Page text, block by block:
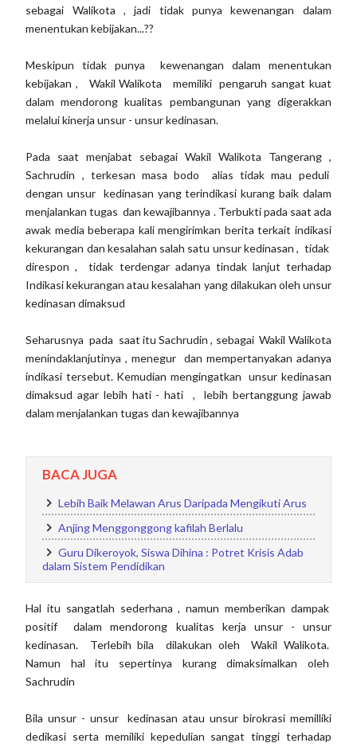
sebagai Walikota , jadi tidak punya kewenangan dalam
menentukan kebijakan...??
Meskipun tidak punya kewenangan dalam menentukan
kebijakan , Wakil Walikota memiliki pengaruh sangat kuat
dalam mendorong kualitas pembangunan yang digerakkan
melalui kinerja unsur - unsur kedinasan.
Pada saat menjabat sebagai Wakil Walikota Tangerang ,
Sachrudin , terkesan masa bodo alias tidak mau peduli
dengan unsur kedinasan yang terindikasi kurang baik dalam
menjalankan tugas dan kewajibannya . Terbukti pada saat ada
awak media beberapa kali mengirimkan berita terkait indikasi
kekurangan dan kesalahan salah satu unsur kedinasan , tidak
direspon , tidak terdengar adanya tindak lanjut terhadap
Indikasi kekurangan atau kesalahan yang dilakukan oleh unsur
kedinasan dimaksud
Seharusnya pada saat itu Sachrudin , sebagai Wakil Walikota
menindaklanjutinya , menegur dan mempertanyakan adanya
indikasi tersebut. Kemudian mengingatkan unsur kedinasan
dimaksud agar lebih hati - hati , lebih bertanggung jawab
dalam menjalankan tugas dan kewajibannya
BACA JUGA
Lebih Baik Melawan Arus Daripada Mengikuti Arus
Anjing Menggonggong kafilah Berlalu
Guru Dikeroyok, Siswa Dihina : Potret Krisis Adab
dalam Sistem Pendidikan
Hal itu sangatlah sederhana , namun memberikan dampak
positif dalam mendorong kualitas kerja unsur - unsur
kedinasan. Terlebih bila dilakukan oleh Wakil Walikota.
Namun hal itu sepertinya kurang dimaksimalkan oleh
Sachrudin
Bila unsur - unsur kedinasan atau unsur birokrasi memilliki
dedikasi serta memiliki kepedulian sangat tinggi terhadap